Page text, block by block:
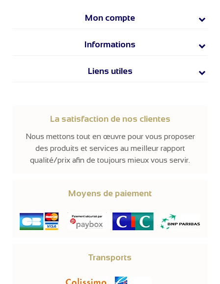
Mon compte
Informations
Liens utiles
La satisfaction de nos clientes
Nous mettons tout en œuvre pour vous proposer
des produits et services au meilleur rapport
qualité/prix afin de toujours mieux vous servir.
Moyens de paiement
Transports